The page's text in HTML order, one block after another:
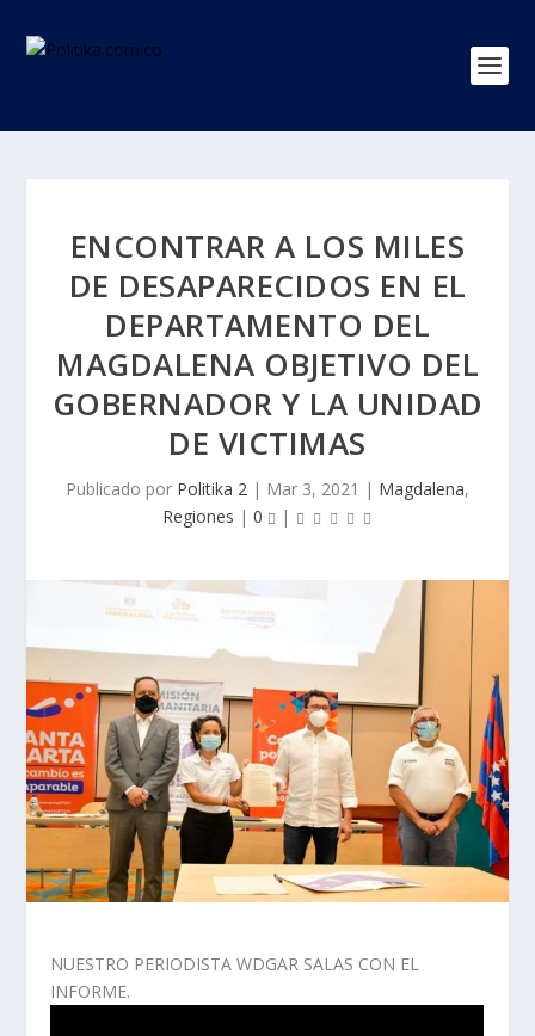
ENCONTRAR A LOS MILES
DE DESAPARECIDOS EN EL
DEPARTAMENTO DEL
MAGDALENA OBJETIVO DEL
GOBERNADOR Y LA UNIDAD
DE VICTIMAS
Publicado por Politika 2 | Mar 3, 2021 | Magdalena,
Regiones | 0 |
NUESTRO PERIODISTA WDGAR SALAS CON EL
INFORME.